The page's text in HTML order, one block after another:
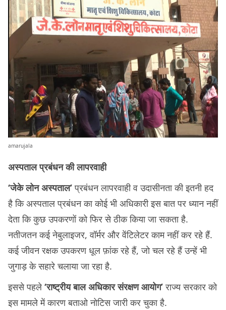
amarujala
अस्पताल प्रबंधन की लापरवाही
‘जेके लोन अस्पताल’प्रबंधन लापरवाही व उदासीनता की इतनी हद
है कि अस्पताल प्रबंधन का कोई भी अधिकारी इस बात पर ध्यान नहीं
देता कि कुछ उपकरणों को फिर से ठीक किया जा सकता है.
नतीजतन कई नेबुलाइजर, वॉर्मर और वेंटिलेटर काम नहीं कर रहे हैं.
कई जीवन रक्षक उपकरण धूल फ़ांक रहे हैं, जो चल रहे हैं उन्हें भी
जुगाड़ के सहारे चलाया जा रहा है.
इससे पहले ‘राष्ट्रीय बाल अधिकार संरक्षण आयोग’राज्य सरकार को
इस मामले में कारण बताओ नोटिस जारी कर चुका है.